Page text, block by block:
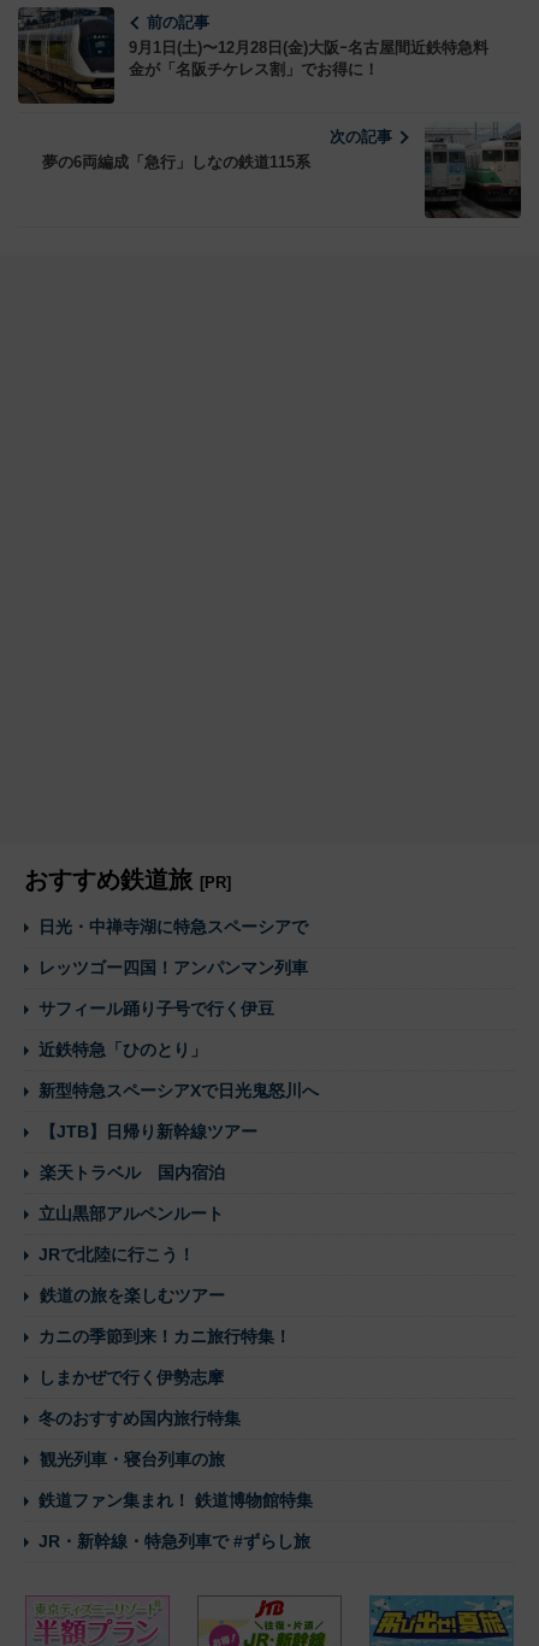
前の記事
9月1日(土)〜12月28日(金)大阪ｰ名古屋間近鉄特急料
金が「名阪チケレス割」でお得に！
次の記事
夢の6両編成「急行」しなの鉄道115系
おすすめ鉄道旅 [PR]
日光・中禅寺湖に特急スペーシアで
レッツゴー四国！アンパンマン列車
サフィール踊り子号で行く伊豆
近鉄特急「ひのとり」
新型特急スペーシアXで日光鬼怒川へ
【JTB】日帰り新幹線ツアー
楽天トラベル 国内宿泊
立山黒部アルペンルート
JRで北陸に行こう！
鉄道の旅を楽しむツアー
カニの季節到来！カニ旅行特集！
しまかぜで行く伊勢志摩
冬のおすすめ国内旅行特集
観光列車・寝台列車の旅
鉄道ファン集まれ！ 鉄道博物館特集
JR・新幹線・特急列車で #ずらし旅